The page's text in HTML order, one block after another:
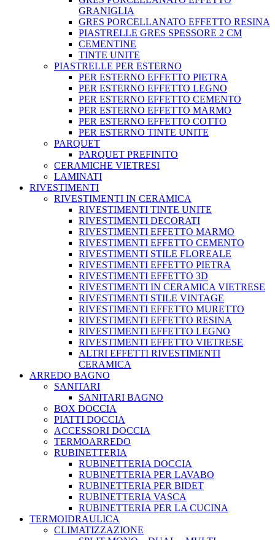
GRANIGLIA
GRES PORCELLANATO EFFETTO RESINA
PIASTRELLE GRES SPESSORE 2 CM
CEMENTINE
TINTE UNITE
PIASTRELLE PER ESTERNO
PER ESTERNO EFFETTO PIETRA
PER ESTERNO EFFETTO LEGNO
PER ESTERNO EFFETTO CEMENTO
PER ESTERNO EFFETTO MARMO
PER ESTERNO EFFETTO COTTO
PER ESTERNO TINTE UNITE
PARQUET
PARQUET PREFINITO
CERAMICHE VIETRESI
LAMINATI
RIVESTIMENTI
RIVESTIMENTI IN CERAMICA
RIVESTIMENTI TINTE UNITE
RIVESTIMENTI DECORATI
RIVESTIMENTI EFFETTO MARMO
RIVESTIMENTI EFFETTO CEMENTO
RIVESTIMENTI STILE FLOREALE
RIVESTIMENTI EFFETTO PIETRA
RIVESTIMENTI EFFETTO 3D
RIVESTIMENTI IN CERAMICA VIETRESE
RIVESTIMENTI STILE VINTAGE
RIVESTIMENTI EFFETTO MURETTO
RIVESTIMENTI EFFETTO RESINA
RIVESTIMENTI EFFETTO LEGNO
RIVESTIMENTI EFFETTO VIETRESE
ALTRI EFFETTI RIVESTIMENTI
CERAMICA
ARREDO BAGNO
SANITARI
SANITARI BAGNO
BOX DOCCIA
PIATTI DOCCIA
ACCESSORI DOCCIA
TERMOARREDO
RUBINETTERIA
RUBINETTERIA DOCCIA
RUBINETTERIA PER LAVABO
RUBINETTERIA PER BIDET
RUBINETTERIA VASCA
RUBINETTERIA PER LA CUCINA
TERMOIDRAULICA
CLIMATIZZAZIONE